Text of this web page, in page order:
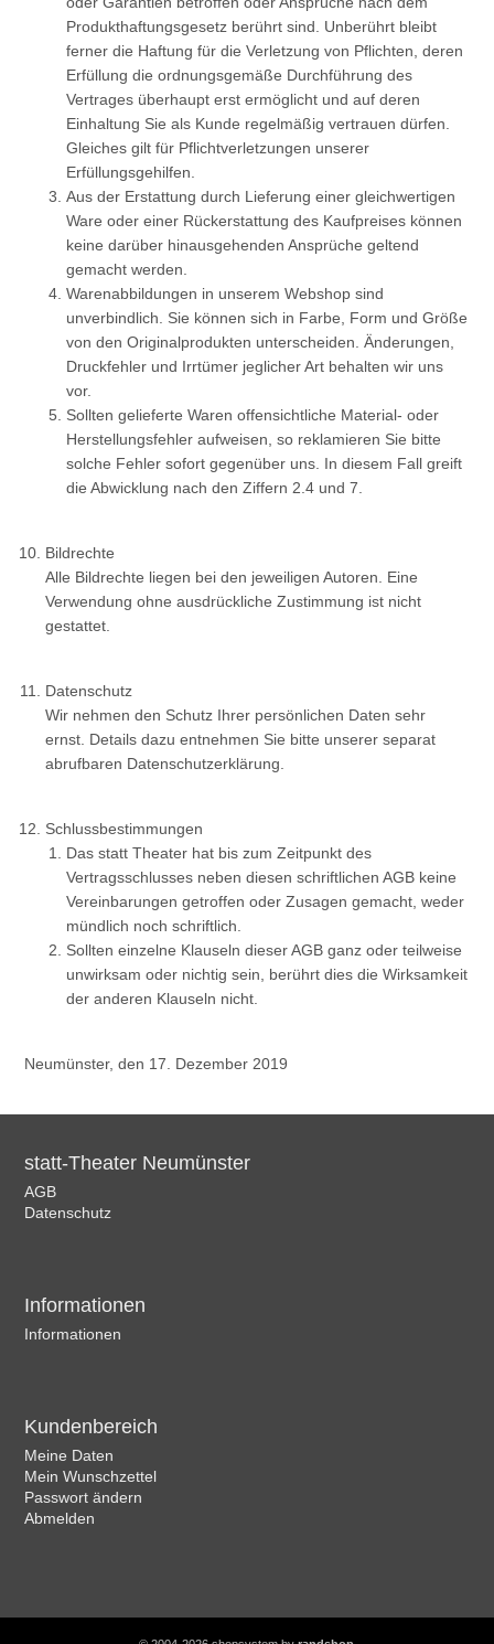
Produkthaftungsgesetz berührt sind. Unberührt bleibt
ferner die Haftung für die Verletzung von Pflichten, deren
Erfüllung die ordnungsgemäße Durchführung des
Vertrages überhaupt erst ermöglicht und auf deren
Einhaltung Sie als Kunde regelmäßig vertrauen dürfen.
Gleiches gilt für Pflichtverletzungen unserer
Erfüllungsgehilfen.
Aus der Erstattung durch Lieferung einer gleichwertigen
Ware oder einer Rückerstattung des Kaufpreises können
keine darüber hinausgehenden Ansprüche geltend
gemacht werden.
Warenabbildungen in unserem Webshop sind
unverbindlich. Sie können sich in Farbe, Form und Größe
von den Originalprodukten unterscheiden. Änderungen,
Druckfehler und Irrtümer jeglicher Art behalten wir uns
vor.
Sollten gelieferte Waren offensichtliche Material- oder
Herstellungsfehler aufweisen, so reklamieren Sie bitte
solche Fehler sofort gegenüber uns. In diesem Fall greift
die Abwicklung nach den Ziffern 2.4 und 7.
Bildrechte
Alle Bildrechte liegen bei den jeweiligen Autoren. Eine
Verwendung ohne ausdrückliche Zustimmung ist nicht
gestattet.
Datenschutz
Wir nehmen den Schutz Ihrer persönlichen Daten sehr
ernst. Details dazu entnehmen Sie bitte unserer separat
abrufbaren Datenschutzerklärung.
Schlussbestimmungen
Das statt Theater hat bis zum Zeitpunkt des
Vertragsschlusses neben diesen schriftlichen AGB keine
Vereinbarungen getroffen oder Zusagen gemacht, weder
mündlich noch schriftlich.
Sollten einzelne Klauseln dieser AGB ganz oder teilweise
unwirksam oder nichtig sein, berührt dies die Wirksamkeit
der anderen Klauseln nicht.
Neumünster, den 17. Dezember 2019
statt-Theater Neumünster
AGB
Datenschutz
Informationen
Informationen
Kundenbereich
Meine Daten
Mein Wunschzettel
Passwort ändern
Abmelden